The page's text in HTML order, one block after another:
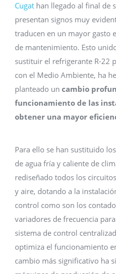
Cugat han llegado al final de
presentan signos muy
traducen en un mayor gasto
de mantenimiento. Esto
sustituir el refrigerante R-22
con el Medio Ambiente, ha
planteado un cambio
funcionamiento de las
obtener una mayor
Para ello se han sustituido
de agua fría y caliente de
rediseñado todos los
y aire, dotando a la
control como son los
variadores de frecuencia
sistema de control
optimiza el funcionamiento
cambio más significativo ha